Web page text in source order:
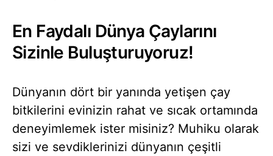
En Faydalı Dünya Çaylarını
Sizinle Buluşturuyoruz!
Dünyanın dört bir yanında yetişen çay
bitkilerini evinizin rahat ve sıcak ortamında
deneyimlemek ister misiniz? Muhiku olarak
sizi ve sevdiklerinizi dünyanın çeşitli